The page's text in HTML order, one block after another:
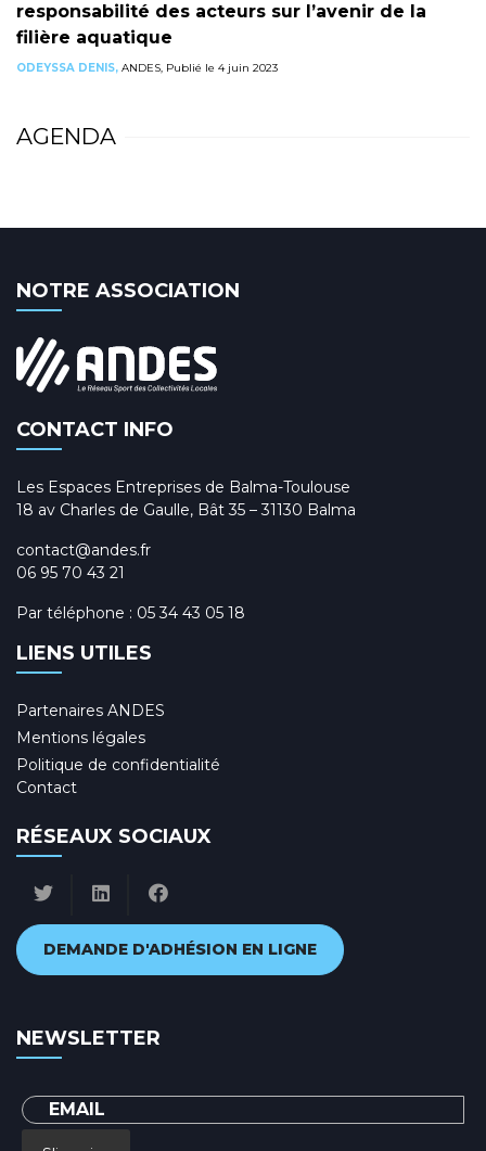
responsabilité des acteurs sur l’avenir de la
filière aquatique
ODEYSSA DENIS, ANDES, Publié le 4 juin 2023
AGENDA
NOTRE ASSOCIATION
CONTACT INFO
Les Espaces Entreprises de Balma-Toulouse
18 av Charles de Gaulle, Bât 35 – 31130 Balma
contact@andes.fr
06 95 70 43 21
Par téléphone : 05 34 43 05 18
LIENS UTILES
Partenaires ANDES
Mentions légales
Politique de confidentialité
Contact
RÉSEAUX SOCIAUX
DEMANDE D'ADHÉSION EN LIGNE
NEWSLETTER